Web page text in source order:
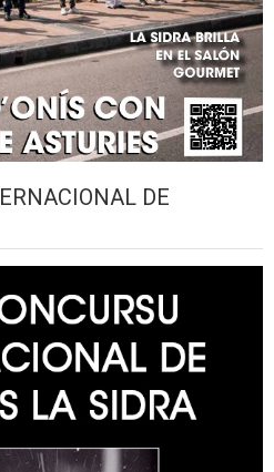
DE